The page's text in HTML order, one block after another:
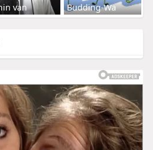
van Budding-Wa